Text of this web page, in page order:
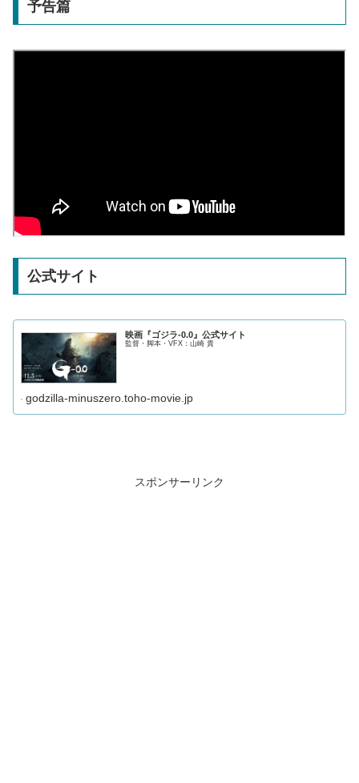
予告篇
公式サイト
映画『ゴジラ-0.0』公式サイト
監督・脚本・VFX：山崎 貴
godzilla-minuszero.toho-movie.jp
スポンサーリンク